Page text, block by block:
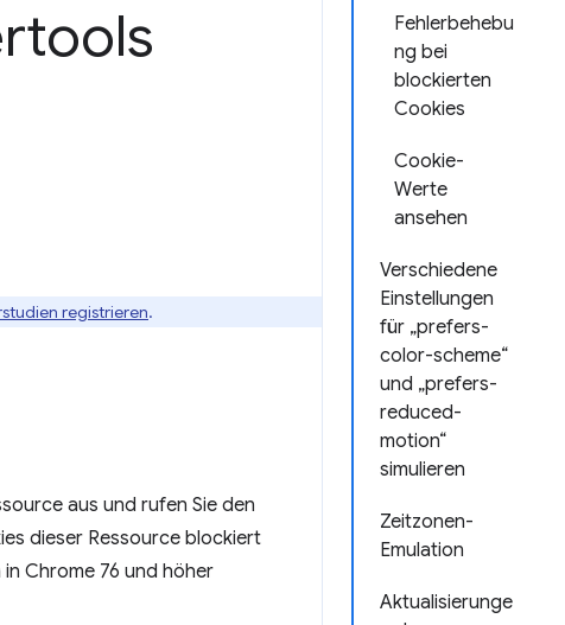
Fehlerbehebu
ng bei
blockierten
Cookies
Cookie-
Werte
ansehen
Verschiedene
Einstellungen
für „prefers-
color-scheme“
und „prefers-
reduced-
motion“
simulieren
Zeitzonen-
Emulation
Aktualisierunge
registrieren.
aus und rufen Sie den
dieser Ressource blockiert
Chrome 76 und höher